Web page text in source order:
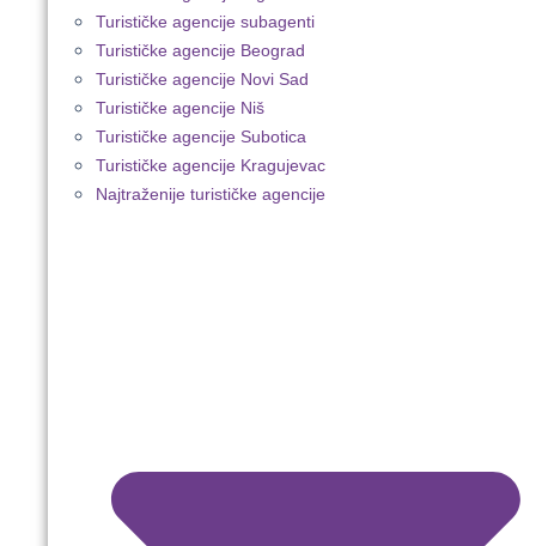
Turističke agencije subagenti
Turističke agencije Beograd
Turističke agencije Novi Sad
Turističke agencije Niš
Turističke agencije Subotica
Turističke agencije Kragujevac
Najtraženije turističke agencije